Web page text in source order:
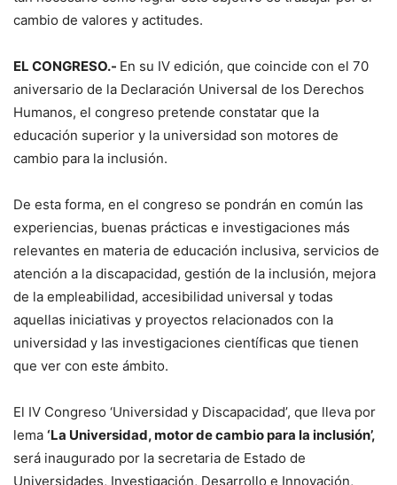
cambio de valores y actitudes.
EL CONGRESO.- En su IV edición, que coincide con el 70
aniversario de la Declaración Universal de los Derechos
Humanos, el congreso pretende constatar que la
educación superior y la universidad son motores de
cambio para la inclusión.
De esta forma, en el congreso se pondrán en común las
experiencias, buenas prácticas e investigaciones más
relevantes en materia de educación inclusiva, servicios de
atención a la discapacidad, gestión de la inclusión, mejora
de la empleabilidad, accesibilidad universal y todas
aquellas iniciativas y proyectos relacionados con la
universidad y las investigaciones científicas que tienen
que ver con este ámbito.
El IV Congreso ‘Universidad y Discapacidad’, que lleva por
lema ‘La Universidad, motor de cambio para la inclusión’,
será inaugurado por la secretaria de Estado de
Universidades, Investigación, Desarrollo e Innovación,